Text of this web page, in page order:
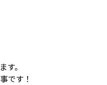
す。
です！